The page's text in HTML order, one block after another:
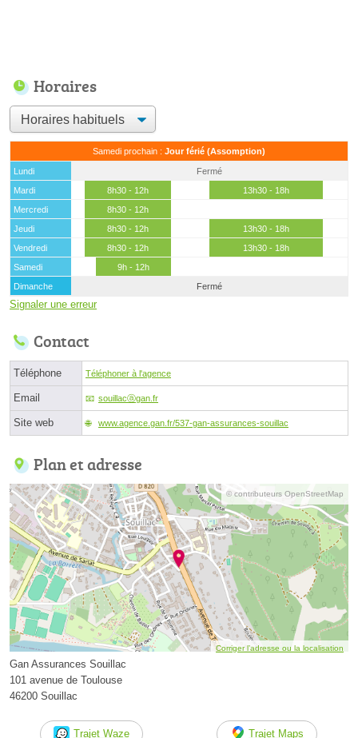
Horaires
Samedi prochain : Jour férié (Assomption)
Lundi
Fermé
Mardi
8h30 - 12h
13h30 - 18h
Mercredi
8h30 - 12h
Jeudi
8h30 - 12h
13h30 - 18h
Vendredi
8h30 - 12h
13h30 - 18h
Samedi
9h - 12h
Dimanche
Fermé
Signaler une erreur
Contact
Téléphone Téléphoner à l'agence
Email souillacⓐgan.fr
Site web www.agence.gan.fr/537-gan-assurances-souillac
Plan et adresse
© contributeurs OpenStreetMap
Corriger l’adresse ou la localisation
Gan Assurances Souillac
101 avenue de Toulouse
46200 Souillac
Trajet Waze Trajet Maps